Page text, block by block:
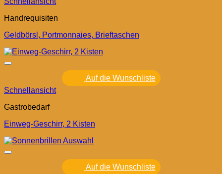
Handrequisiten
Geldbörsl, Portmonnaies, Brieftaschen
Auf die Wunschliste
Schnellansicht
Gastrobedarf
Einweg-Geschirr, 2 Kisten
Auf die Wunschliste